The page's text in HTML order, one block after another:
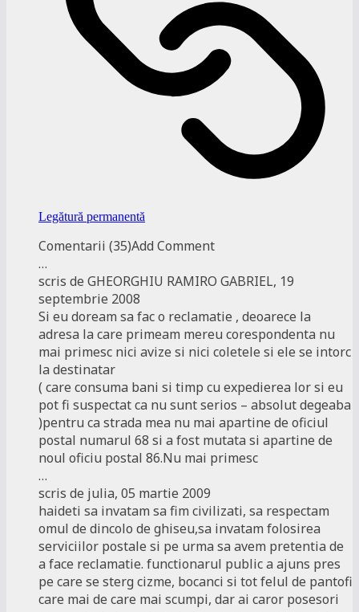
Legătură permanentă
Comentarii (35)Add Comment
…
scris de GHEORGHIU RAMIRO GABRIEL, 19
septembrie 2008
Si eu doream sa fac o reclamatie , deoarece la
adresa la care primeam mereu corespondenta nu
mai primesc nici avize si nici coletele si ele se intorc
la destinatar
( care consuma bani si timp cu expedierea lor si eu
pot fi suspectat ca nu sunt serios – absolut degeaba
)pentru ca strada mea nu mai apartine de oficiul
postal numarul 68 si a fost mutata si apartine de
noul oficiu postal 86.Nu mai primesc
…
scris de julia, 05 martie 2009
haideti sa invatam sa fim civilizati, sa respectam
omul de dincolo de ghiseu,sa invatam folosirea
serviciilor postale si pe urma sa avem pretentia de
a face reclamatie. functionarul public a ajuns pres
pe care se sterg cizme, bocanci si tot felul de pantofi
care mai de care mai scumpi, dar ai caror posesori